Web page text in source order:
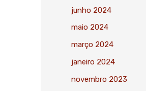
junho 2024
maio 2024
março 2024
janeiro 2024
novembro 2023